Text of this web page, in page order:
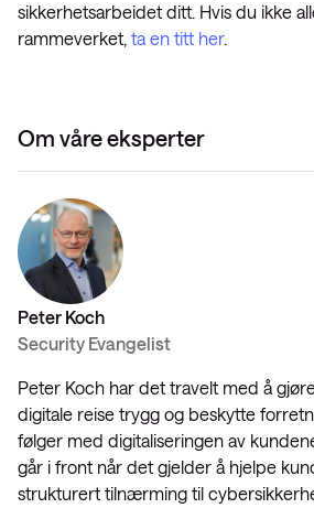
sikkerhetsarbeidet ditt. Hvis du ikke
rammeverket, ta en titt her.
Om våre eksperter
Peter Koch
Security Evangelist
Peter Koch har det travelt med å
digitale reise trygg og beskytte
følger med digitaliseringen av
går i front når det gjelder å hjelpe
strukturert tilnærming til